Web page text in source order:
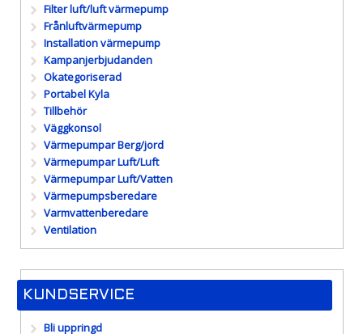
Filter luft/luft värmepump
Frånluftvärmepump
Installation värmepump
Kampanjerbjudanden
Okategoriserad
Portabel Kyla
Tillbehör
Väggkonsol
Värmepumpar Berg/jord
Värmepumpar Luft/Luft
Värmepumpar Luft/Vatten
Värmepumpsberedare
Varmvattenberedare
Ventilation
KUNDSERVICE
Bli uppringd